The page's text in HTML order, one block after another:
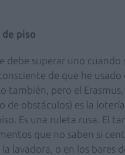
de piso
debe superar uno cuando
de que he usado
también, pero el Erasmus,
de obstáculos) es la
Es una ruleta rusa. El
que no saben si
lavadora, o en los bares